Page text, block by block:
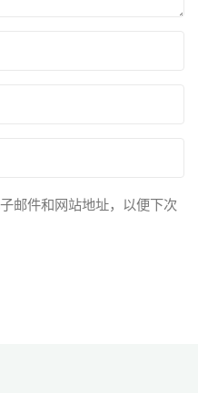
邮件和网站地址，以便下次